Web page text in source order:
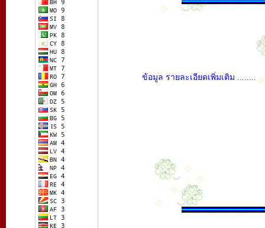
ข้อมูล รายละเอียดเพิ่มเติม ........